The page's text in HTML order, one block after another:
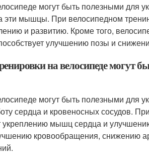
могут быть полезными для
эти мышцы. При велосипедном
и развитию. Кроме того,
улучшению позы и
на велосипеде могут
могут быть полезными для
сердца и кровеносных сосудов.
укреплению мышц сердца и
кровообращения, снижению